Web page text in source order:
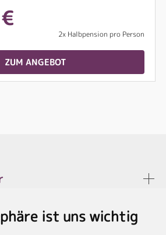
ist uns wichtig
2x Halbpension pro Person
ZUM ANGEBOT